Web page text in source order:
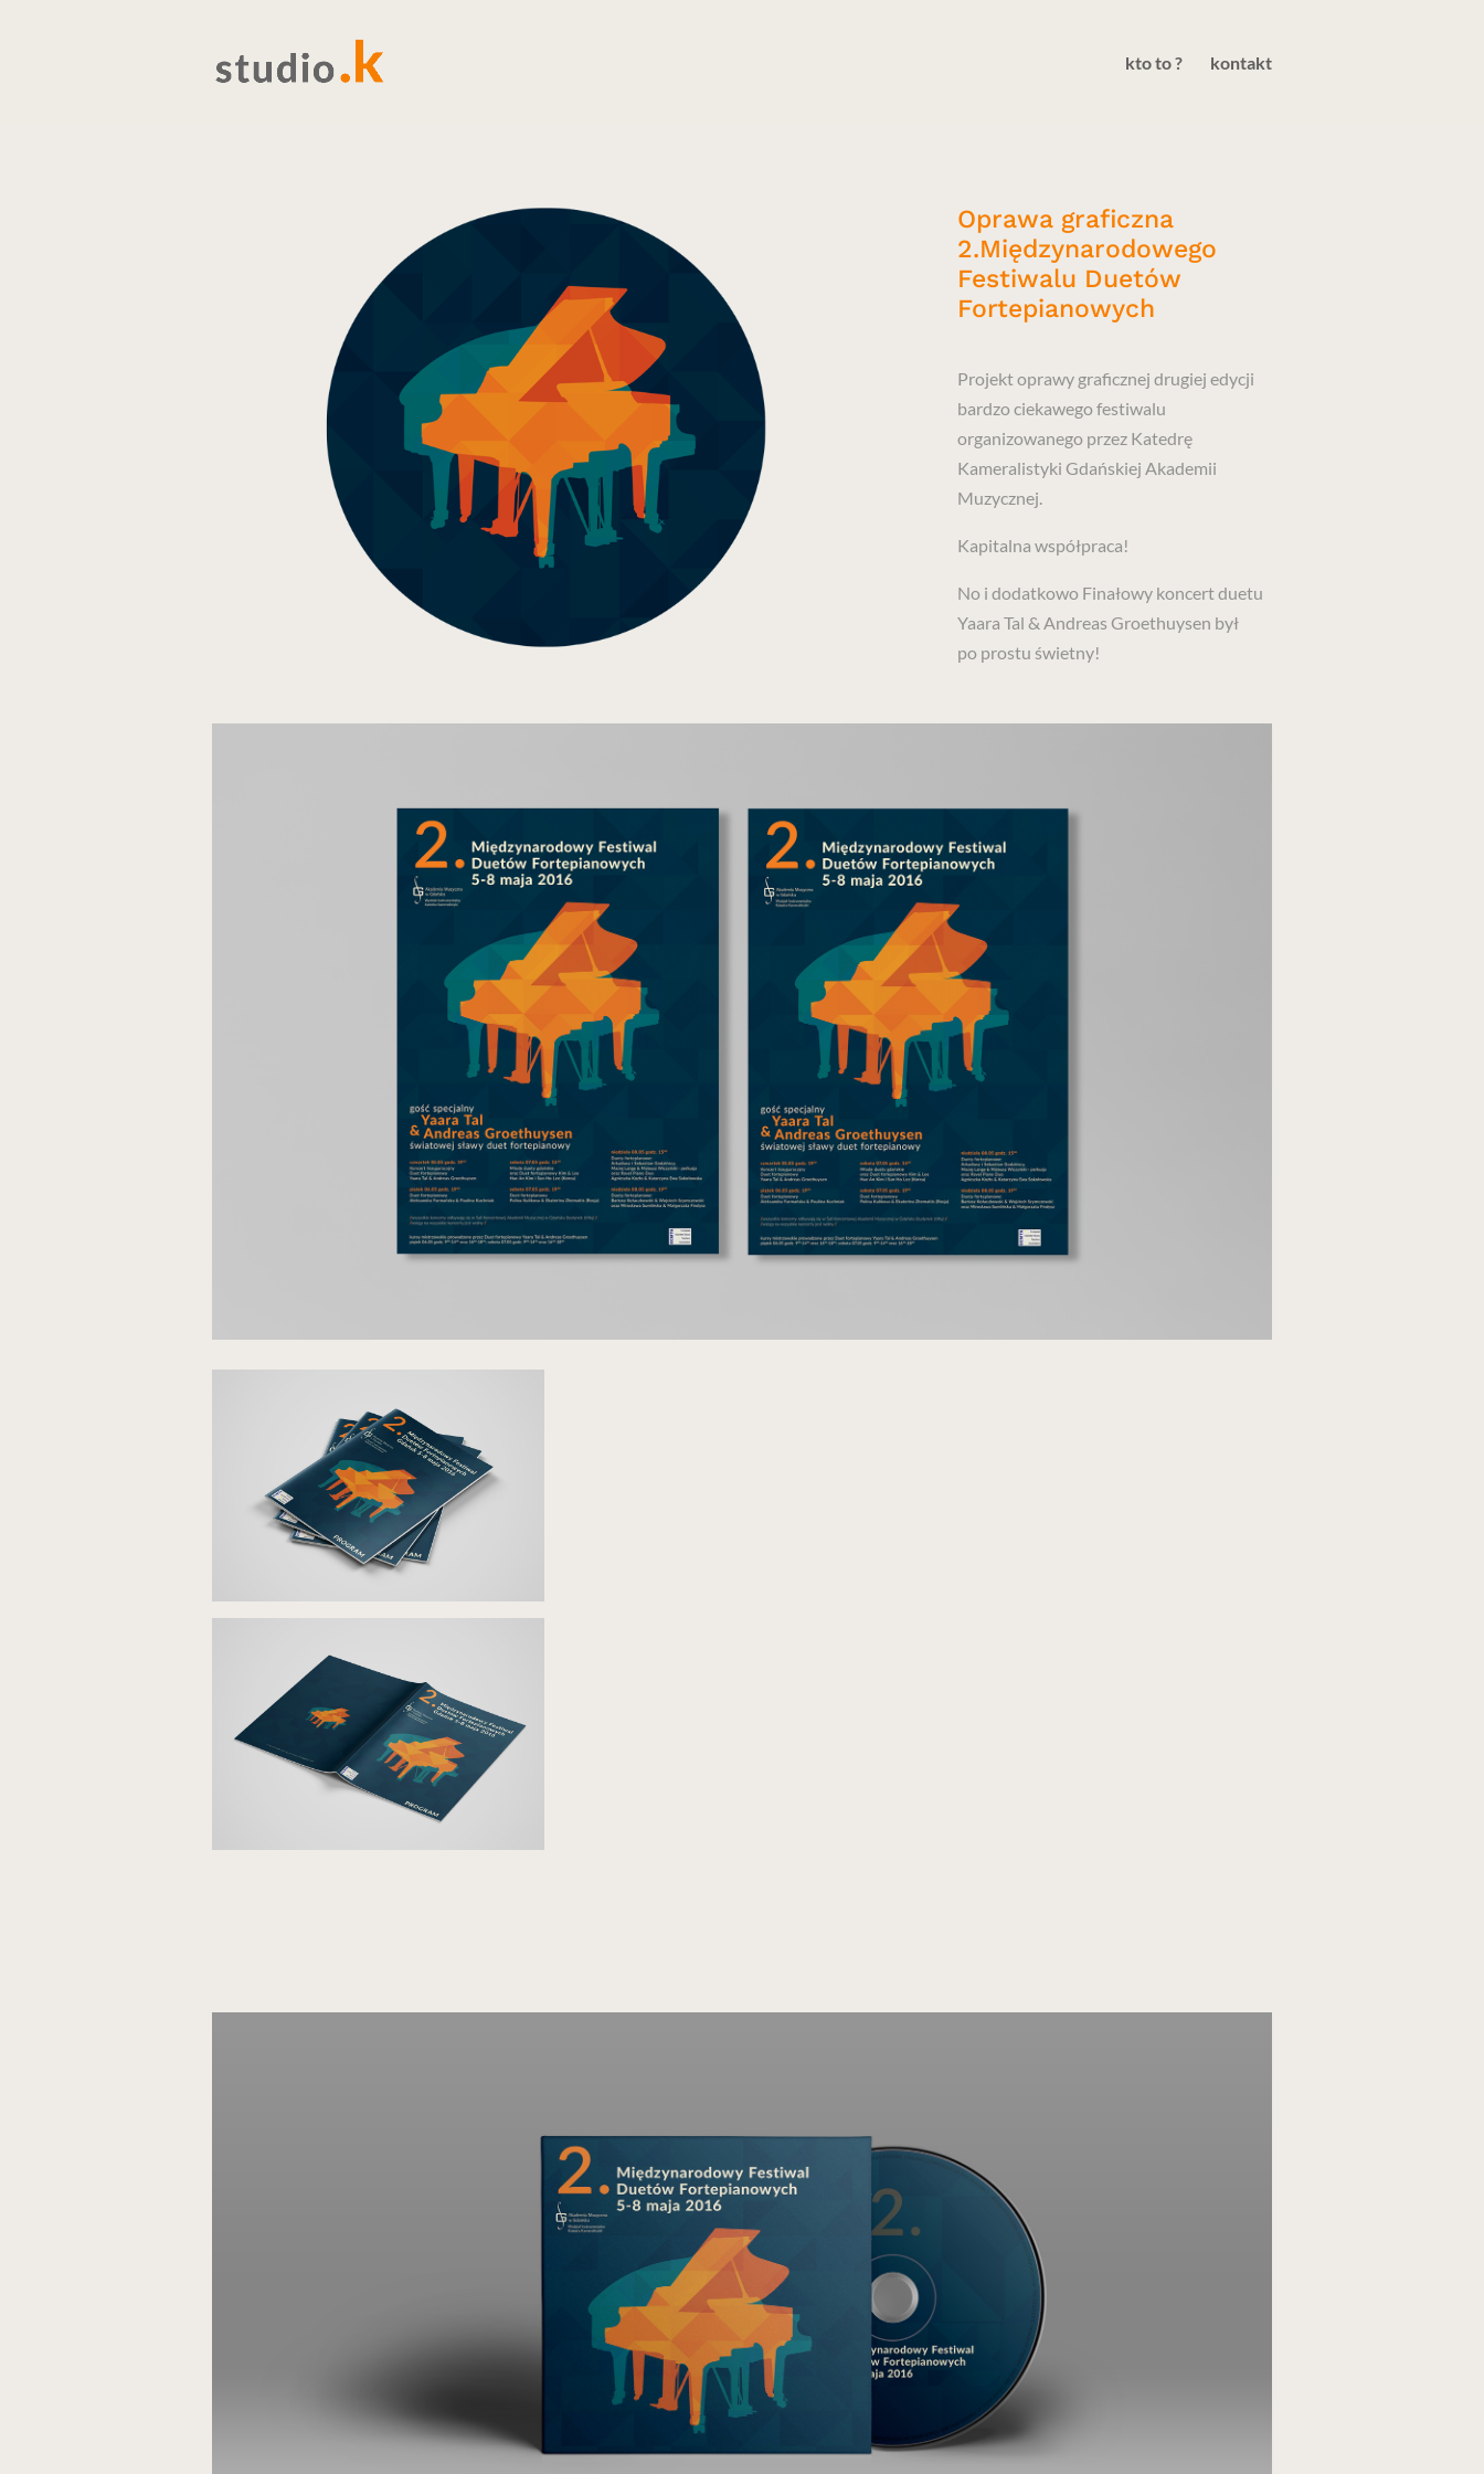
kto to ? kontakt
Oprawa graficzna
2.Międzynarodowego
Festiwalu Duetów
Fortepianowych
Projekt oprawy graficznej drugiej edycji
bardzo ciekawego festiwalu
organizowanego przez Katedrę
Kameralistyki Gdańskiej Akademii
Muzycznej.
Kapitalna współpraca!
No i dodatkowo Finałowy koncert duetu
Yaara Tal & Andreas Groethuysen był
po prostu świetny!